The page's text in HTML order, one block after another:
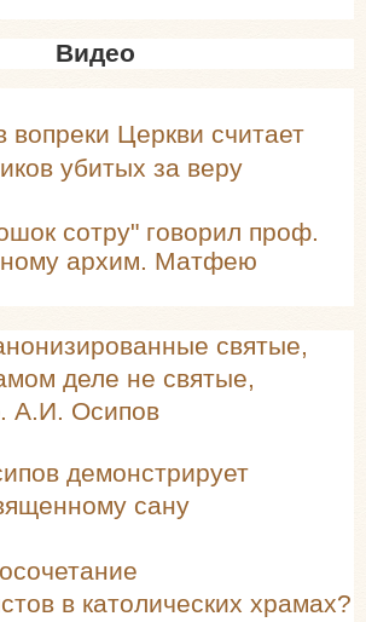
Видео
Церкви считает
убитых за веру
сотру" говорил проф.
архим. Матфею
святые,
деле не святые,
А.И. Осипов
демонстрирует
сану
в католических храмах?